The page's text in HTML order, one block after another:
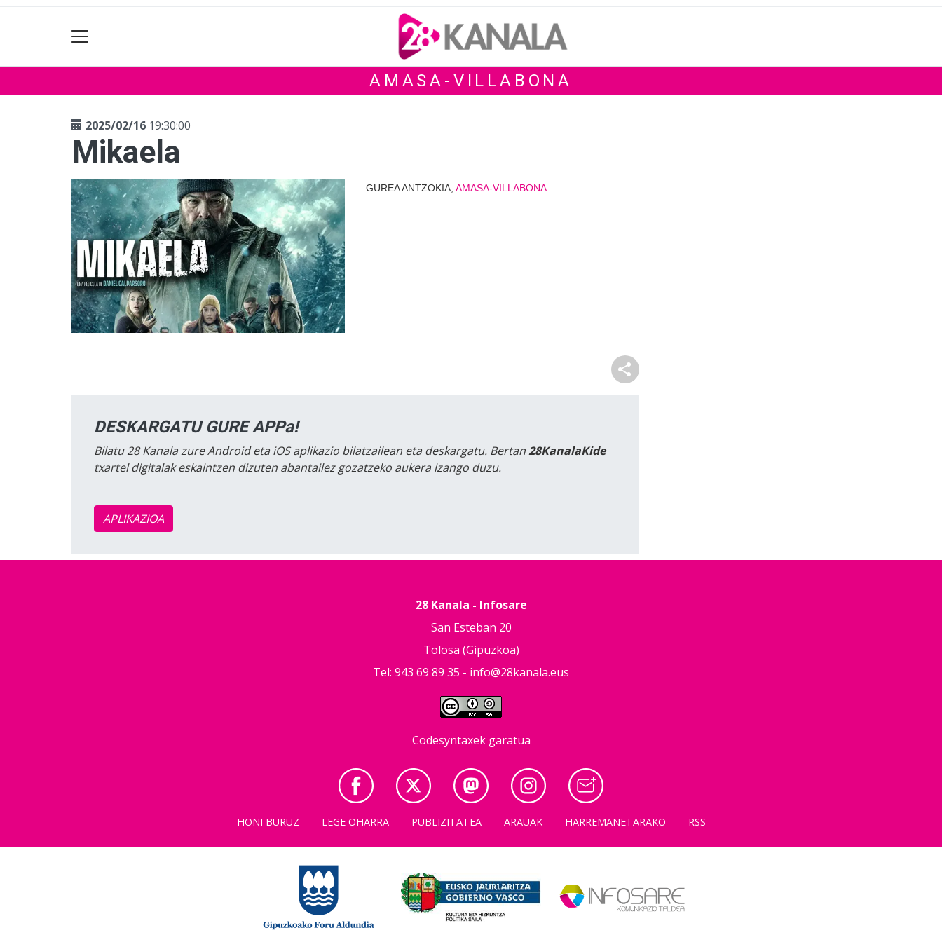
AMASA-VILLABONA
2025/02/16 19:30:00
Mikaela
GUREA ANTZOKIA, AMASA-VILLABONA
DESKARGATU GURE APPa!
Bilatu 28 Kanala zure Android eta iOS aplikazio bilatzailean eta deskargatu. Bertan28KanalaKide
txartel digitalak eskaintzen dizuten abantailez gozatzeko aukera izango duzu.
APLIKAZIOA
28 Kanala - Infosare
San Esteban 20
Tolosa (Gipuzkoa)
Tel: 943 69 89 35 - info@28kanala.eus
Codesyntaxek garatua
HONI BURUZ LEGE OHARRA PUBLIZITATEA ARAUAK HARREMANETARAKO RSS